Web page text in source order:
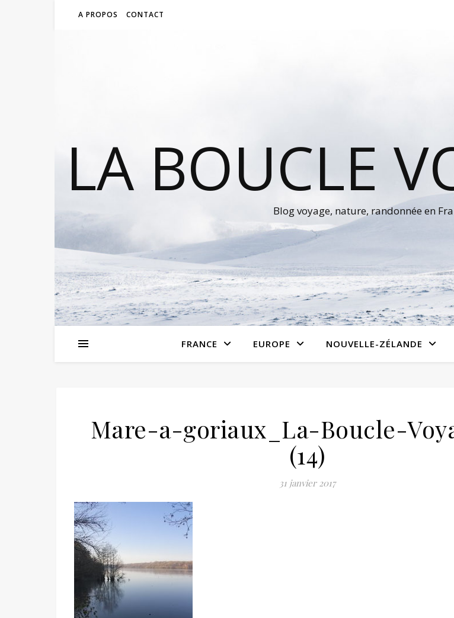
A PROPOS CONTACT
LA BOUCLE
Blog voyage, nature, randonnée en
FRANCE EUROPE NOUVELLE-ZÉLANDE
Mare-a-goriaux_La-Boucle-
(14)
31 janvier 2017